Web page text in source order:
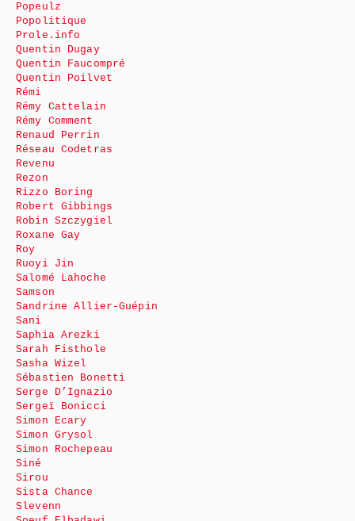
Popeulz
Popolitique
Prole.info
Quentin Dugay
Quentin Faucompré
Quentin Poilvet
Rémi
Rémy Cattelain
Rémy Comment
Renaud Perrin
Réseau Codetras
Revenu
Rezon
Rizzo Boring
Robert Gibbings
Robin Szczygiel
Roxane Gay
Roy
Ruoyi Jin
Salomé Lahoche
Samson
Sandrine Allier-Guépin
Sani
Saphia Arezki
Sarah Fisthole
Sasha Wizel
Sébastien Bonetti
Serge D’Ignazio
Sergeï Bonicci
Simon Ecary
Simon Grysol
Simon Rochepeau
Siné
Sirou
Sista Chance
Slevenn